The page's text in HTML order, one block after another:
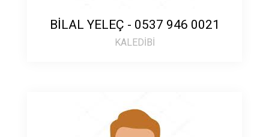
BİLAL YELEÇ - 0537 946 0021
KALEDİBİ